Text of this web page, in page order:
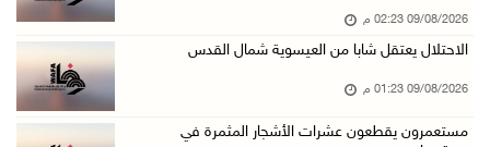
مستعمرون يقتحمون المسجد الأقصى
09/آب/2026 12:49 م
مصر تنعى القائد الوطني دياب اللوح
09/08/2026 02:23 م
الاحتلال يعتقل شابا من العيسوية شمال القدس
09/08/2026 01:23 م
مستعمرون يقطعون عشرات الأشجار المثمرة في